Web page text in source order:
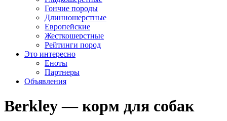
Гончие породы
Длинношерстные
Европейские
Жесткошерстные
Рейтинги пород
Это интересно
Еноты
Партнеры
Объявления
Berkley — корм для собак